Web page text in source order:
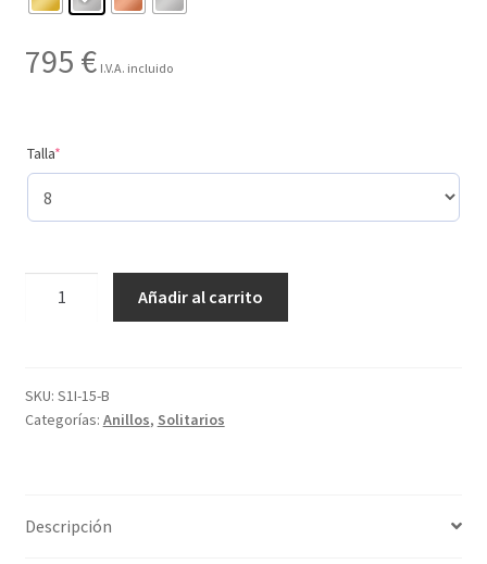
795 € I.V.A. incluido
Talla*(required)
y
en
ref-
Añadir al carrito
SKU: S1I-15-B
Categorías: Anillos, Solitarios
Descripción